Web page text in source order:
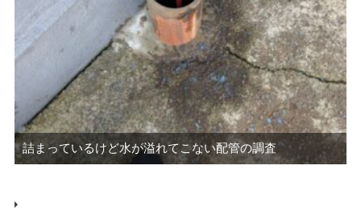
詰まっているけど水が溢れてこない配管の調査